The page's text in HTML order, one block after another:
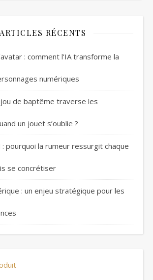
ARTICLES RÉCENTS
: comment l’IA transforme la
numériques
de baptême traverse les
un jouet s’oublie ?
: pourquoi la rumeur ressurgit chaque
se concrétiser
: un enjeu stratégique pour les